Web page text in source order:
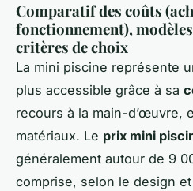
Comparatif des coûts
fonctionnement),
critères de choix
La mini piscine représente
plus accessible grâce à sa
recours à la main-d’œuvre,
matériaux. Le prix mini
généralement autour de 9
comprise, selon le design